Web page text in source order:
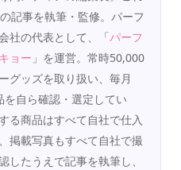
記事を執筆・監修。パーフ
社の代表として、「パーフ
ョー 」を運営。常時50,000
グッズを取り扱い、毎月
自ら確認・選定してい
る商品はすべて自社で仕入
掲載写真もすべて自社で撮
したうえで記事を執筆し、